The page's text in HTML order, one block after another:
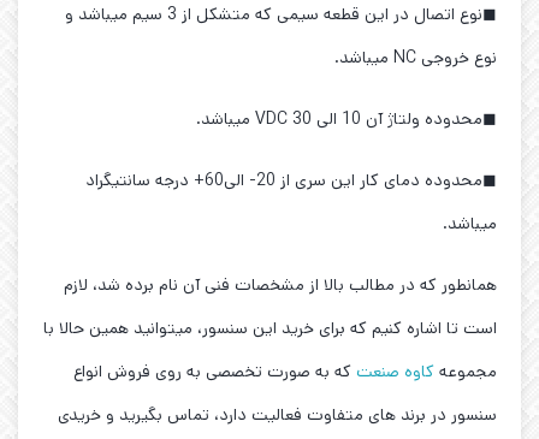
◼نوع اتصال در این قطعه سیمی که متشکل از 3 سیم میباشد و
نوع خروجی NC میباشد.
◼محدوده ولتاژ آن 10 الی 30 VDC میباشد.
◼محدوده دمای کار این سری از 20- الی60+ درجه سانتیگراد
میباشد.
همانطور که در مطالب بالا از مشخصات فنی آن نام برده شد، لازم
است تا اشاره کنیم که برای خرید این سنسور، میتوانید همین حالا با
مجموعه کاوه صنعت که به صورت تخصصی به روی فروش انواع
سنسور در برند های متفاوت فعالیت دارد، تماس بگیرید و خریدی